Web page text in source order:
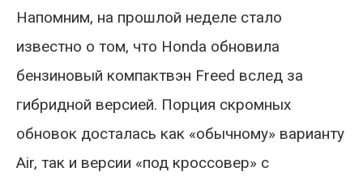
Напомним, на прошлой неделе стало
известно о том, что Honda обновила
бензиновый компактвэн Freed вслед за
гибридной версией. Порция скромных
обновок досталась как «обычному» варианту
Air, так и версии «под кроссовер» с